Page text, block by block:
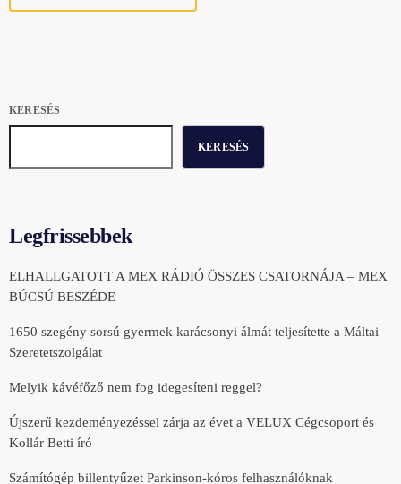
KERESÉS
KERESÉS
Legfrissebbek
ELHALLGATOTT A MEX RÁDIÓ ÖSSZES CSATORNÁJA – MEX
BÚCSÚ BESZÉDE
1650 szegény sorsú gyermek karácsonyi álmát teljesítette a Máltai
Szeretetszolgálat
Melyik kávéfőző nem fog idegesíteni reggel?
Újszerű kezdeményezéssel zárja az évet a VELUX Cégcsoport és
Kollár Betti író
Számítógép billentyűzet Parkinson-kóros felhasználóknak